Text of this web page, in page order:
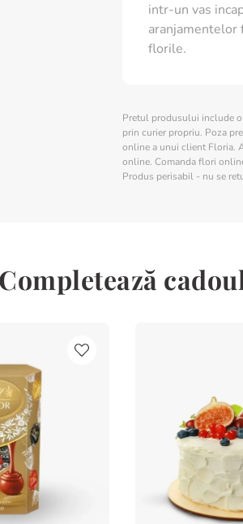
intr-un vas
aranjamentelor
florile.
Pretul produsului include
prin curier propriu. Poza
online a unui client Floria.
online. Comanda flori
Produs perisabil - nu se
Completează